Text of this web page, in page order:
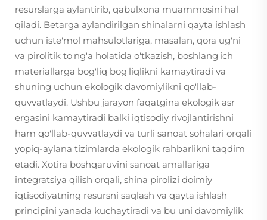
resurslarga aylantirib, qabulxona muammosini hal
qiladi. Betarga aylandirilgan shinalarni qayta ishlash
uchun iste'mol mahsulotlariga, masalan, qora ug'ni
va pirolitik to'ng'a holatida o'tkazish, boshlang'ich
materiallarga bog'liq bog'liqlikni kamaytiradi va
shuning uchun ekologik davomiylikni qo'llab-
quvvatlaydi. Ushbu jarayon faqatgina ekologik asr
ergasini kamaytiradi balki iqtisodiy rivojlantirishni
ham qo'llab-quvvatlaydi va turli sanoat sohalari orqali
yopiq-aylana tizimlarda ekologik rahbarlikni taqdim
etadi. Xotira boshqaruvini sanoat amallariga
integratsiya qilish orqali, shina pirolizi doimiy
iqtisodiyatning resursni saqlash va qayta ishlash
principini yanada kuchaytiradi va bu uni davomiylik